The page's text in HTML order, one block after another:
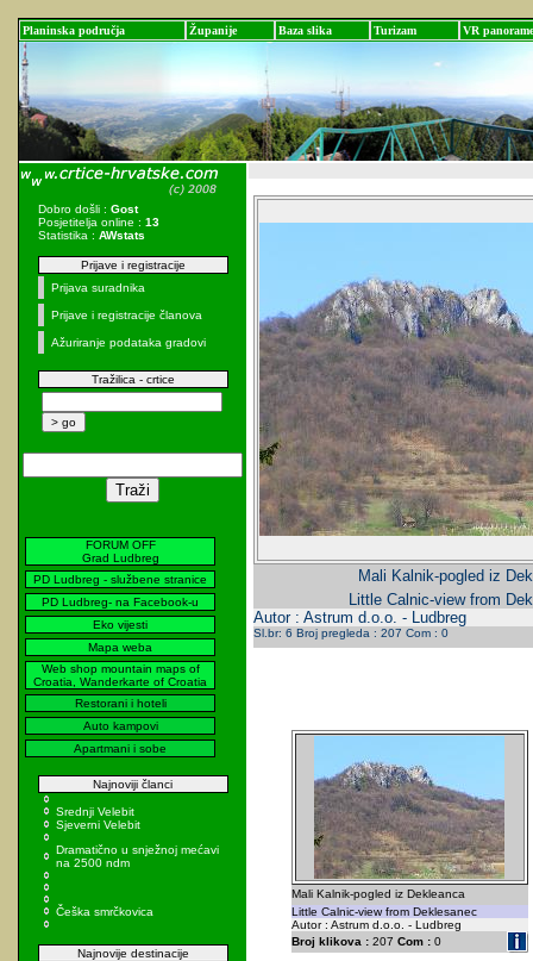
Planinska područja Županije Baza slika Turizam VR panorame
Dobro došli : Gost
Posjetitelja online : 13
Statistika : AWstats
Prijave i registracije
Prijava suradnika
Prijave i registracije članova
Ažuriranje podataka gradovi
Tražilica - crtice
FORUM OFF
Grad Ludbreg
PD Ludbreg - službene stranice
PD Ludbreg- na Facebook-u
Eko vijesti
Mapa weba
Web shop mountain maps of
Croatia, Wanderkarte of Croatia
Restorani i hoteli
Auto kampovi
Apartmani i sobe
Najnoviji članci
Srednji Velebit
Sjeverni Velebit
Dramatično u snježnoj mećavi
na 2500 ndm
Češka smrčkovica
Najnovije destinacije
Mali Kalnik-pogled iz
Little Calnic-view from
Autor : Astrum d.o.o. - Ludbreg
Sl.br: 6 Broj pregleda : 207 Com : 0
Mali Kalnik-pogled iz Dekleanca
Little Calnic-view from Deklesanec
Autor : Astrum d.o.o. - Ludbreg
Broj klikova :207 Com :0